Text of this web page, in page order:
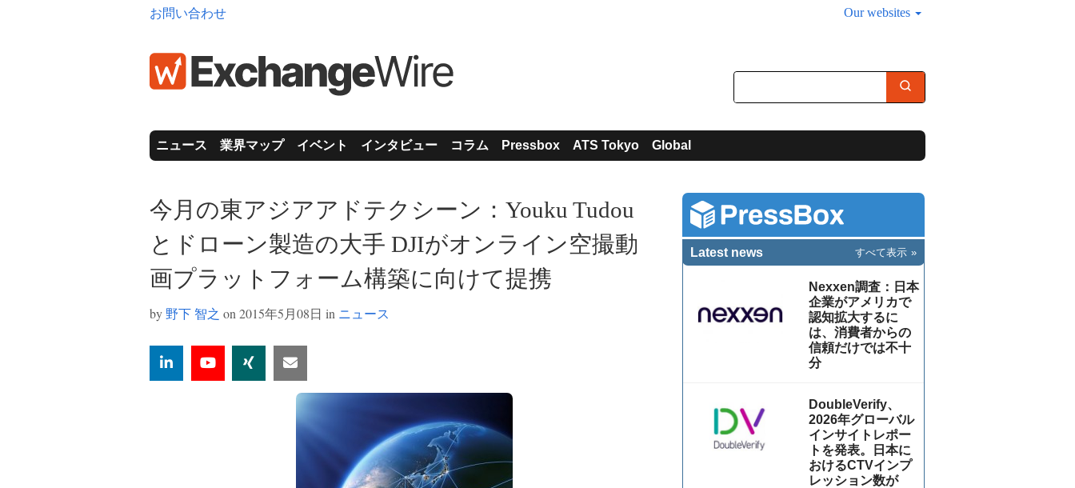
お問い合わせ Our websites
ニュース 業界マップ イベント インタビュー コラム Pressbox ATS Tokyo Global
今月の東アジアアドテクシーン：Youku Tudou
とドローン製造の大手 DJIがオンライン空撮動
画プラットフォーム構築に向けて提携
by 野下 智之 on 2015年5月08日 in ニュース
Latest news すべて表示
Nexxen調査：日本
企業がアメリカで
認知拡大するに
は、消費者からの
信頼だけでは不十
分
DoubleVerify、
2026年グローバル
インサイトレポー
トを発表。日本に
おけるCTVインプ
レッション数が